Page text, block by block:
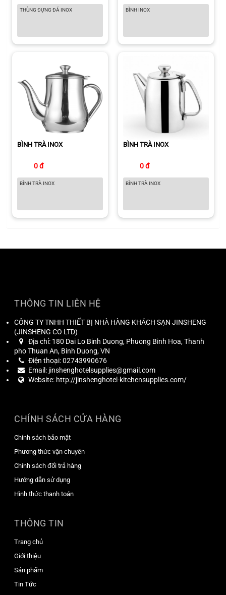
THÙNG ĐỰNG ĐÁ INOX BÌNH INOX
BÌNH TRÀ INOX
0 đ
BÌNH TRÀ INOX
BÌNH TRÀ INOX
0 đ
BÌNH TRÀ INOX
THÔNG TIN LIÊN HỆ
CÔNG TY TNHH THIẾT BỊ NHÀ HÀNG KHÁCH SẠN JINSHENG
(JINSHENG CO LTD)
Địa chỉ: 180 Dai Lo Binh Duong, Phuong Binh Hoa, Thanh
pho Thuan An, Binh Duong, VN
Điện thoại:02743990676
Email: jinshenghotelsupplies@gmail.com
Website: http://jinshenghotel-kitchensupplies.com/
CHÍNH SÁCH CỬA HÀNG
Chính sách bảo mật
Phương thức vận chuyên
Chính sách đổi trả hàng
Hướng dẫn sử dụng
Hình thức thanh toán
THÔNG TIN
Trang chủ
Giới thiệu
Sản phẩm
Tin Tức